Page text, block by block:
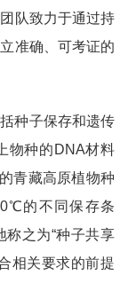
队致力于通过持
准确、可考证的
种子保存和遗传
物种的DNA材料
青藏高原植物种
的不同保存条
之为“种子共享
相关要求的前提